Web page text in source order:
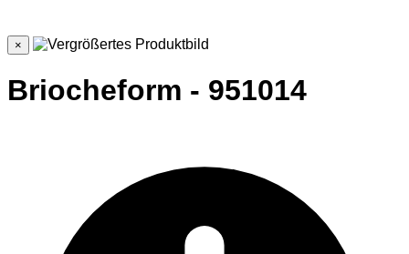
×
Briocheform - 951014